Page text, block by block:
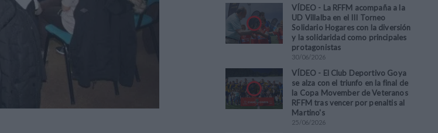
VÍDEO - La RFFM acompaña a la
UD Villalba en el III Torneo
Solidario Hogares con la diversión
y la solidaridad como principales
protagonistas
30/06/2026
VÍDEO - El Club Deportivo Goya
se alza con el triunfo en la final de
la Copa Movember de Veteranos
RFFM tras vencer por penaltis al
Martino's
25/06/2026